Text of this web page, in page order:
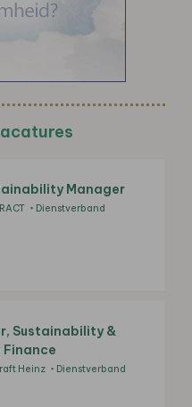
Manager
Dienstverband
Sustainability &
Heinz Dienstverband